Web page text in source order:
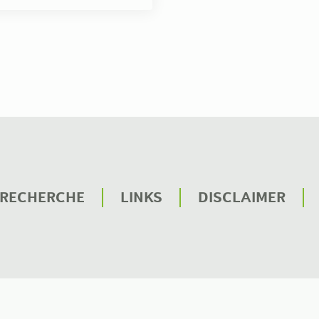
RECHERCHE LINKS DISCLAIMER